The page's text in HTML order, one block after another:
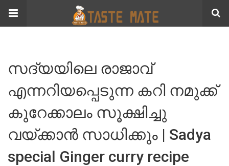
സദ്യയിലെ രാജാവ്
എന്നറിയപ്പെടുന്ന കറി നമുക്ക്
കുറേക്കാലം സൂക്ഷിച്ചു
വയ്ക്കാൻ സാധിക്കും | Sadya
special Ginger curry recipe